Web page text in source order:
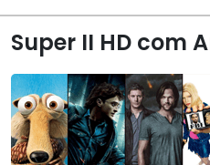
Super II HD com